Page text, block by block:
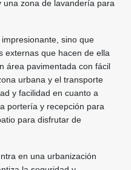
zona de lavandería para
sino que
externas que hacen de ella
área pavimentada con fácil
urbana y el transporte
y facilidad en cuanto a
portería y recepción para
para disfrutar de
en una urbanización